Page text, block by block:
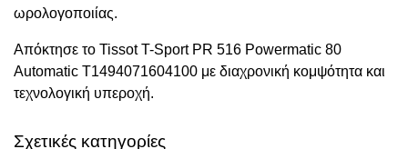
ωρολογοποιίας.
Απόκτησε το Tissot T-Sport PR 516 Powermatic 80
Automatic T1494071604100 με διαχρονική κομψότητα και
τεχνολογική υπεροχή.
Σχετικές κατηγορίες